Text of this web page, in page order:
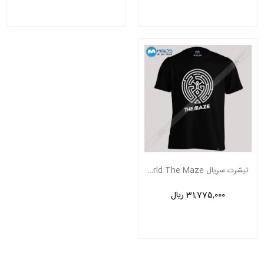
تیشرت سریال WestWorld The Maze
31,775,000 ریال